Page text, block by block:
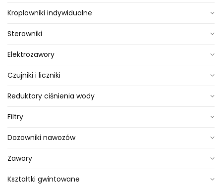
Kroplowniki indywidualne
Sterowniki
Elektrozawory
Czujniki i liczniki
Reduktory ciśnienia wody
Filtry
Dozowniki nawozów
Zawory
Kształtki gwintowane